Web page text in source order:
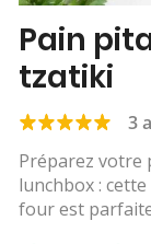
Pain
tzatiki
3
Préparez votre
lunchbox :
four est